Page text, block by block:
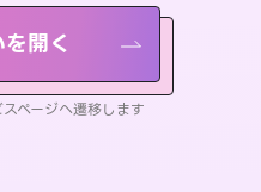
開く
ページへ遷移します